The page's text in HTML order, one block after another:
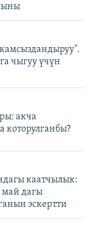
чыгуу үчүн
акча
которулганбы?
каатчылык:
май дагы
эскертти